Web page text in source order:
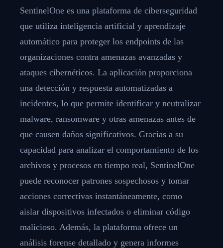
SentinelOne es una plataforma de ciberseguridad
que utiliza inteligencia artificial y aprendizaje
automático para proteger los endpoints de las
organizaciones contra amenazas avanzadas y
ataques cibernéticos. La aplicación proporciona
una detección y respuesta automatizadas a
incidentes, lo que permite identificar y neutralizar
malware, ransomware y otras amenazas antes de
que causen daños significativos. Gracias a su
capacidad para analizar el comportamiento de los
archivos y procesos en tiempo real, SentinelOne
puede reconocer patrones sospechosos y tomar
acciones correctivas instantáneamente, como
aislar dispositivos infectados o eliminar código
malicioso. Además, la plataforma ofrece un
análisis forense detallado y genera informes